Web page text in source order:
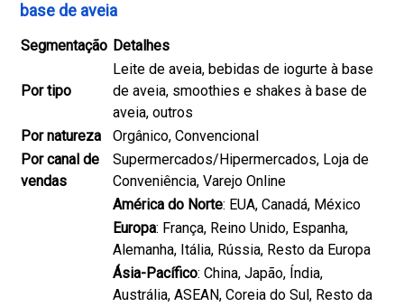
base de aveia
Segmentação Detalhes
Por tipo
Leite de aveia, bebidas de iogurte à base
de aveia, smoothies e shakes à base de
aveia, outros
Por natureza
Orgânico, Convencional
Por canal de
vendas
Supermercados/Hipermercados, Loja de
Conveniência, Varejo Online
América do Norte: EUA, Canadá, México
Europa: França, Reino Unido, Espanha,
Alemanha, Itália, Rússia, Resto da Europa
Ásia-Pacífico: China, Japão, Índia,
Austrália, ASEAN, Coreia do Sul, Resto da